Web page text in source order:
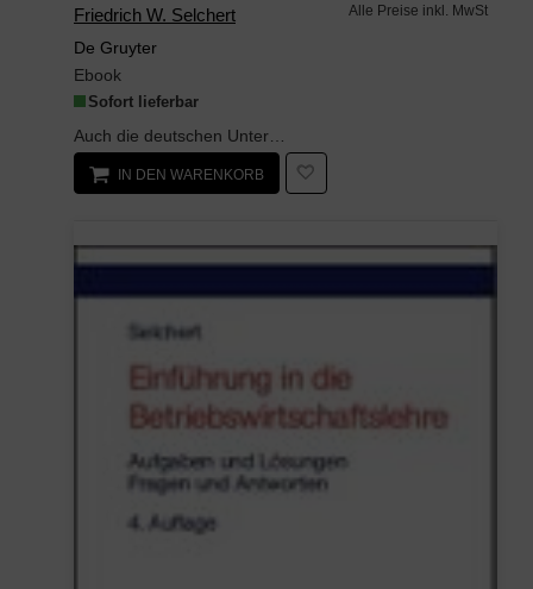
Friedrich W. Selchert
De Gruyter
Ebook
Sofort lieferbar
Alle Preise inkl. MwSt
IN DEN WARENKORB